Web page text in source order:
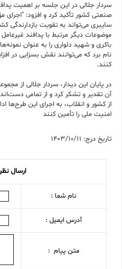
سردار جلالی در این جلسه بر اهمیت
صنعتی کشور تأکید کرد و افزود: "اجرای
سایبری می‌تواند به تقویت
موضوعات دیگر مرتبط با پدافند
باکری و شهید دلواری را به عنوان
نام برد که می‌توانند نقش بسزایی در
کنند.
در پایان این دیدار، سردار جلالی از
آن تقدیر و تشکر کرد و از تمامی
از کشور و انقلاب، به اجرای این طرح‌ها
امنیت ملی را تأمین کنند
تاریخ درج: 1403/10/11
ارسال
نام شما :
آدرس ایمیل :
متن پیام :